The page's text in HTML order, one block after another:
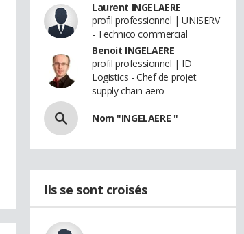
Laurent INGELAERE
profil professionnel | UNISERV
- Technico commercial
Benoit INGELAERE
profil professionnel | ID
Logistics - Chef de projet
supply chain aero
Nom "INGELAERE "
Ils se sont croisés